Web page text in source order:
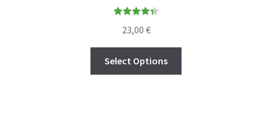
out of 5
23,00 €
Select Options